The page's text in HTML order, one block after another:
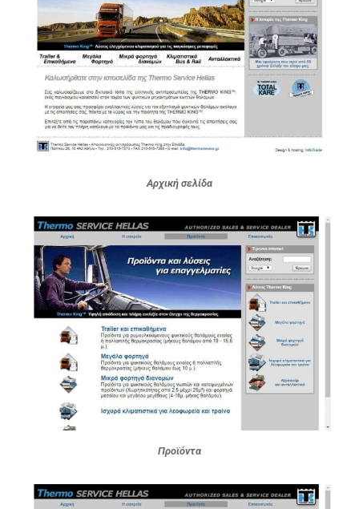
Αρχική σελίδα
Προϊόντα